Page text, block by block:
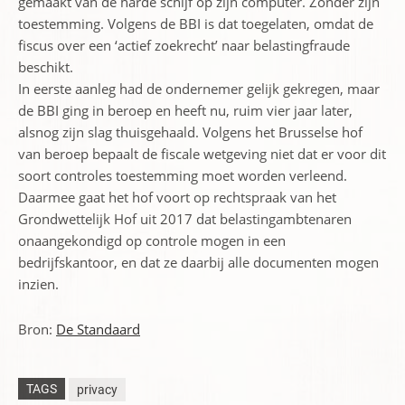
toestemming. Volgens de BBI is dat toegelaten, omdat de
fiscus over een ‘actief zoekrecht’ naar belastingfraude
beschikt.
In eerste aanleg had de ondernemer gelijk gekregen, maar
de BBI ging in beroep en heeft nu, ruim vier jaar later,
alsnog zijn slag thuis­gehaald. Volgens het Brusselse hof
van beroep bepaalt de fiscale wetgeving niet dat er voor dit
soort controles toestemming moet worden verleend.
Daarmee gaat het hof voort op rechtspraak van het
Grondwettelijk Hof uit 2017 dat belasting­ambtenaren
onaangekondigd op controle mogen in een
bedrijfskantoor, en dat ze daarbij alle documenten mogen
inzien.
Bron: De Standaard
TAGS privacy